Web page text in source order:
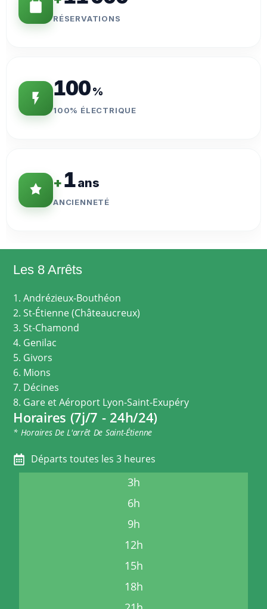
RÉSERVATIONS
100%
100% ÉLECTRIQUE
+1ans
ANCIENNETÉ
Les 8 Arrêts
1. Andrézieux-Bouthéon
2. St-Étienne (Châteaucreux)
3. St-Chamond
4. Genilac
5. Givors
6. Mions
7. Décines
8. Gare et Aéroport Lyon-Saint-Exupéry
Horaires (7j/7 - 24h/24)
* Horaires De L'arrêt De Saint-Étienne
Départs toutes les 3 heures
3h
6h
9h
12h
15h
18h